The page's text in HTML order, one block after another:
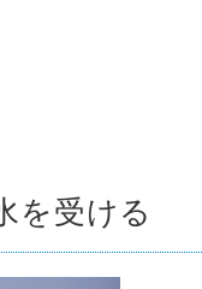
を受ける